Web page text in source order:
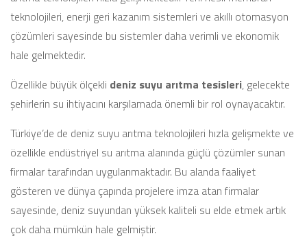
teknolojileri, enerji geri kazanım sistemleri ve akıllı otomasyon
çözümleri sayesinde bu sistemler daha verimli ve ekonomik
hale gelmektedir.
Özellikle büyük ölçekli deniz suyu arıtma tesisleri, gelecekte
şehirlerin su ihtiyacını karşılamada önemli bir rol oynayacaktır.
Türkiye’de de deniz suyu arıtma teknolojileri hızla gelişmekte ve
özellikle endüstriyel su arıtma alanında güçlü çözümler sunan
firmalar tarafından uygulanmaktadır. Bu alanda faaliyet
gösteren ve dünya çapında projelere imza atan firmalar
sayesinde, deniz suyundan yüksek kaliteli su elde etmek artık
çok daha mümkün hale gelmiştir.